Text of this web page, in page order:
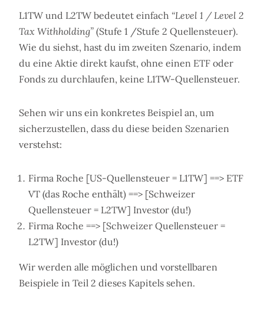
L1TW und L2TW bedeutet einfach “Level 1 / Level 2
Tax Withholding” (Stufe 1 /Stufe 2 Quellensteuer).
Wie du siehst, hast du im zweiten Szenario, indem
du eine Aktie direkt kaufst, ohne einen ETF oder
Fonds zu durchlaufen, keine L1TW-Quellensteuer.
Sehen wir uns ein konkretes Beispiel an, um
sicherzustellen, dass du diese beiden Szenarien
verstehst:
Firma Roche [US-Quellensteuer = L1TW] ==> ETF
VT (das Roche enthält) ==> [Schweizer
Quellensteuer = L2TW] Investor (du!)
Firma Roche ==> [Schweizer Quellensteuer =
L2TW] Investor (du!)
Wir werden alle möglichen und vorstellbaren
Beispiele in Teil 2 dieses Kapitels sehen.